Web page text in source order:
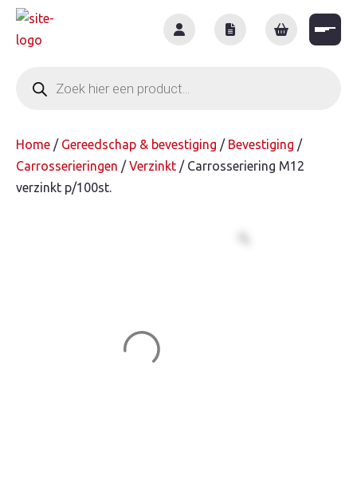
Skip
zoeken
Home / Gereedschap & bevestiging / Bevestiging /
Carrosserieringen /Verzinkt / Carrosseriering M12
verzinkt p/100st.